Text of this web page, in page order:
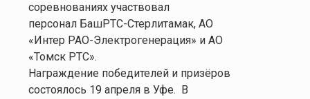
соревнованиях участвовал
персонал БашРТС-Стерлитамак, АО
«Интер РАО-Электрогенерация» и АО
«Томск РТС».
Награждение победителей и призёров
состоялось 19 апреля в Уфе. В